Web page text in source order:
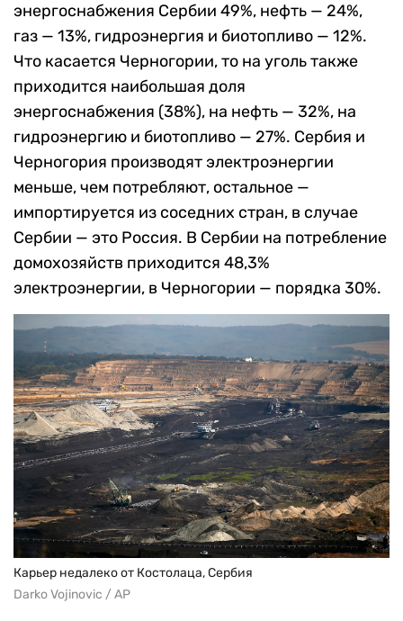
энергоснабжения Сербии 49%, нефть — 24%,
газ — 13%, гидроэнергия и биотопливо — 12%.
Что касается Черногории, то на уголь также
приходится наибольшая доля
энергоснабжения (38%), на нефть — 32%, на
гидроэнергию и биотопливо — 27%. Сербия и
Черногория производят электроэнергии
меньше, чем потребляют, остальное —
импортируется из соседних стран, в случае
Сербии — это Россия. В Сербии на потребление
домохозяйств приходится 48,3%
электроэнергии, в Черногории — порядка 30%.
Карьер недалеко от Костолаца, Сербия
Darko Vojinovic / AP